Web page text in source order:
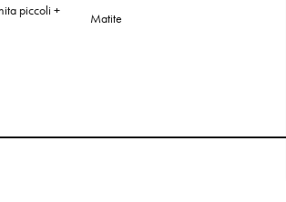
piccoli +
Matite